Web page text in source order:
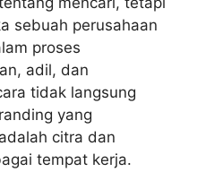
sebuah perusahaan
proses
adil, dan
tidak langsung
yang
citra dan
tempat kerja.